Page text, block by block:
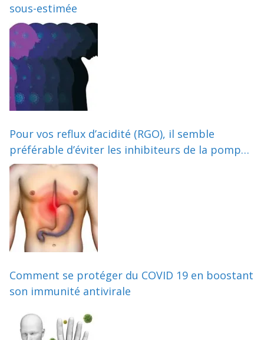
sous-estimée
Pour vos reflux d’acidité (RGO), il semble
préférable d’éviter les inhibiteurs de la pompe
à protons (Partie 1/3)
Comment se protéger du COVID 19 en boostant
son immunité antivirale